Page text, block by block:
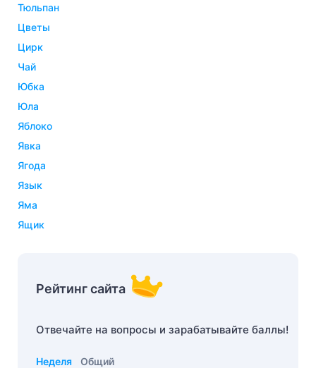
тюльпан
цветы
цирк
чай
юбка
юла
яблоко
явка
ягода
язык
яма
ящик
Рейтинг сайта
Отвечайте на вопросы и зарабатывайте баллы!
Неделя Общий